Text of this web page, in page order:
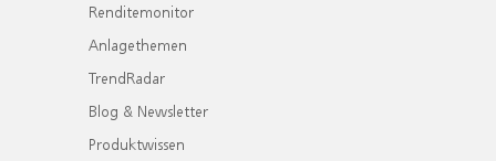
Renditemonitor
Anlagethemen
TrendRadar
Blog & Newsletter
Produktwissen